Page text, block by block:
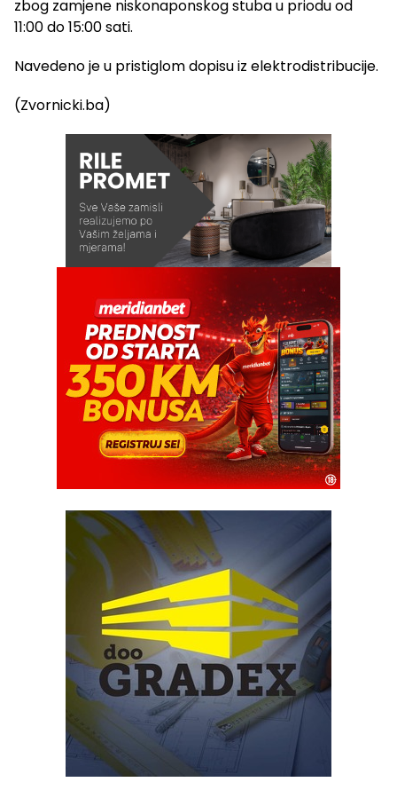
zbog zamjene niskonaponskog stuba u priodu od
11:00 do 15:00 sati.
Navedeno je u pristiglom dopisu iz elektrodistribucije.
(Zvornicki.ba)